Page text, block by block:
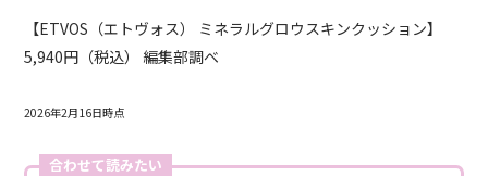
【ETVOS（エトヴォス） ミネラルグロウスキンクッション】
5,940円（税込） 編集部調べ
2026年2月16日時点
合わせて読みたい